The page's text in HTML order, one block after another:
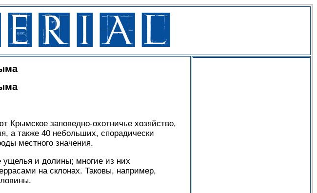
Крымское заповедно-охотничье хозяйство,
а также 40 небольших, спорадически
местного значения.
ущелья и долины; многие из них
на склонах. Таковы, например,